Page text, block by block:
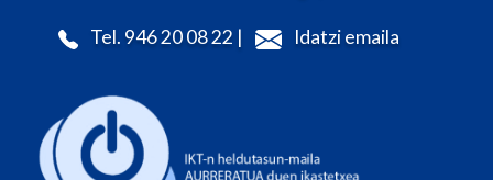
Tel. 946 20 08 22 | Idatzi emaila